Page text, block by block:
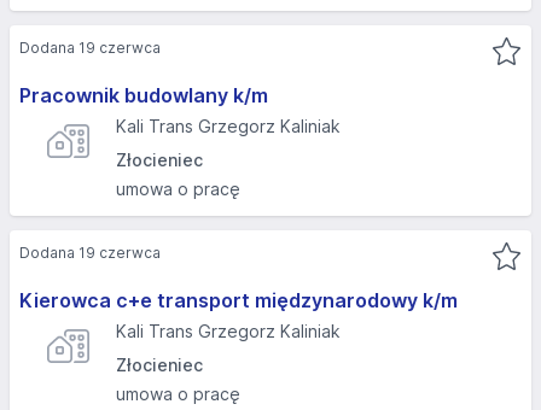
Pracownik budowlany k/m
Kali Trans Grzegorz Kaliniak
Złocieniec
umowa o pracę
Dodana 19 czerwca
Kierowca c+e transport międzynarodowy k/m
Kali Trans Grzegorz Kaliniak
Złocieniec
umowa o pracę
Dodana 19 czerwca